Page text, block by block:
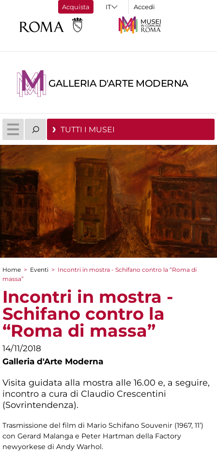
Acquista Accedi
GALLERIA D'ARTE MODERNA
TUTTI I MUSEI
Tu sei qui
Home > Eventi > Incontri in mostra - Schifano contro la “Roma di
massa”
Incontri in mostra -
Schifano contro la
“Roma di massa”
14/11/2018
Galleria d'Arte Moderna
Visita guidata alla mostra alle 16.00 e, a seguire,
incontro a cura di Claudio Crescentini
(Sovrintendenza).
Trasmissione del film di Mario Schifano Souvenir (1967, 11’)
con Gerard Malanga e Peter Hartman della Factory
newyorkese di Andy Warhol.